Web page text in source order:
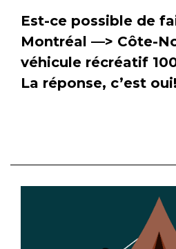
Est-ce possible de
Montréal —> Côte-
véhicule récréatif
La réponse, c’est oui!